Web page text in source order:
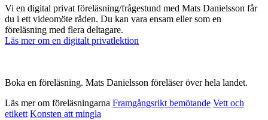
Vi en digital privat föreläsning/frågestund med Mats Danielsson får
du i ett videomöte råden. Du kan vara ensam eller som en
föreläsning med flera deltagare.
Läs mer om en digitalt privatlektion
Boka en föreläsning. Mats Danielsson föreläser över hela landet.
Läs mer om föreläsningarna Framgångsrikt bemötande Vett och
etikett Konsten att mingla